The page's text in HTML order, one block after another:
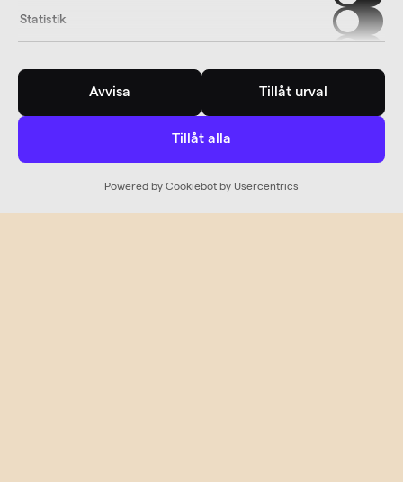
Statistik
Avvisa Tillåt urval
Tillåt alla
Powered by Cookiebot by Usercentrics